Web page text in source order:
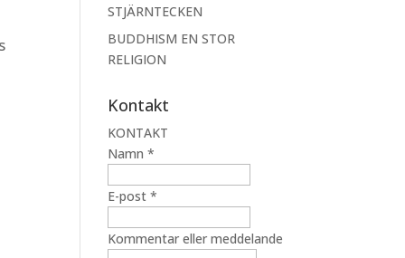
STJÄRNTECKEN
BUDDHISM EN STOR
RELIGION
Kontakt
KONTAKT
Namn*
K
m
E-post*
Kommentar eller meddelande